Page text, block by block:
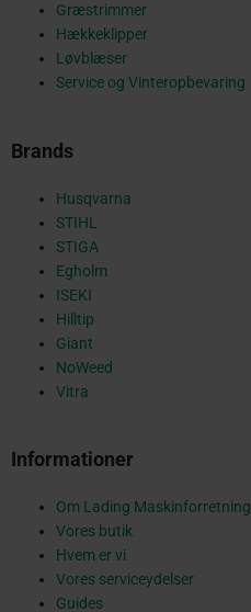
k
a
Græstrimmer
Hækkeklipper
Løvblæser
Service og Vinteropbevaring
Brands
Husqvarna
STIHL
STIGA
Egholm
ISEKI
Hilltip
Giant
NoWeed
Vitra
Informationer
Om Lading Maskinforretning
Vores butik
Hvem er vi
Vores serviceydelser
Guides